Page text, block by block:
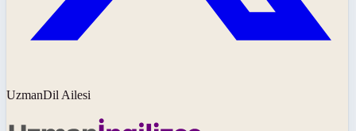
UzmanDil Ailesi